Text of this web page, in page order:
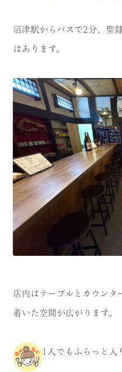
沼津駅からバスで2分、聖
はあります。
店内はテーブルとカウンタ
着いた空間が広がります。
1人でもふらっと入